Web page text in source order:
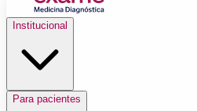
Institucional
Para pacientes